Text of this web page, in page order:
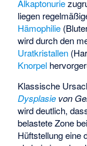
Alkaptonurie
liegen
Hämophilie
wird durch den
Uratkristallen
Knorpel
Klassische
Dysplasie von
wird deutlich,
belastete Zone
Hüftstellung eine